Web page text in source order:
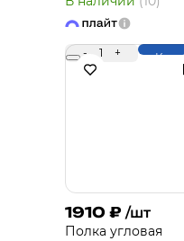
- 1 +
1910 ₽ /шт
Полка угловая